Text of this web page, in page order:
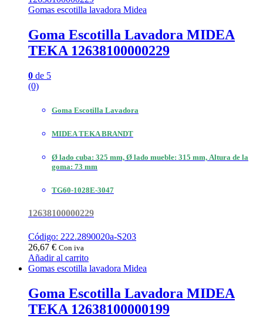
Gomas escotilla lavadora Midea
Goma Escotilla Lavadora MIDEA
TEKA 12638100000229
0 de 5
(0)
Goma Escotilla Lavadora
MIDEA TEKA BRANDT
Ø lado cuba: 325 mm, Ø lado mueble: 315 mm, Altura de la
goma: 73 mm
TG60-1028E-3047
12638100000229
Código: 222.2890020a-S203
26,67 € Con iva
Añadir al carrito
Gomas escotilla lavadora Midea
Goma Escotilla Lavadora MIDEA
TEKA 12638100000199